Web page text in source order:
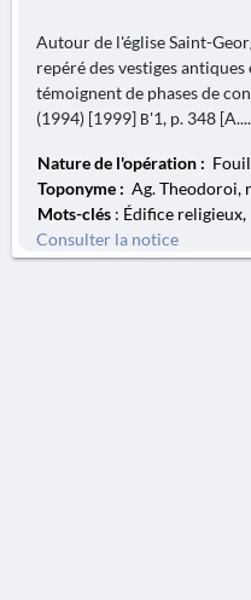
Autour de l'église Saint-
repéré des vestiges
témoignent de phases de
(1994) [1999] Β'1, p. 348 [A....
Nature de l'opération :
Toponyme : Ag. Theodoroi,
Mots-clés : Édifice religieux,
Consulter la notice